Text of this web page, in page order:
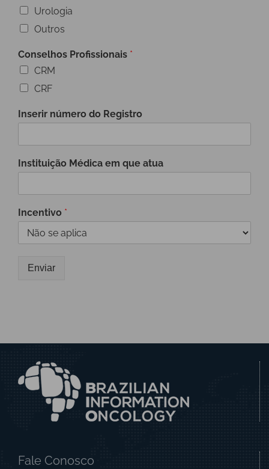
Urologia
Outros
Conselhos Profissionais *
CRM
CRF
Inserir número do Registro
Instituição Médica em que atua
Incentivo *
Enviar
Fale Conosco